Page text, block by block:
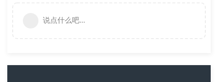
说点什么吧...